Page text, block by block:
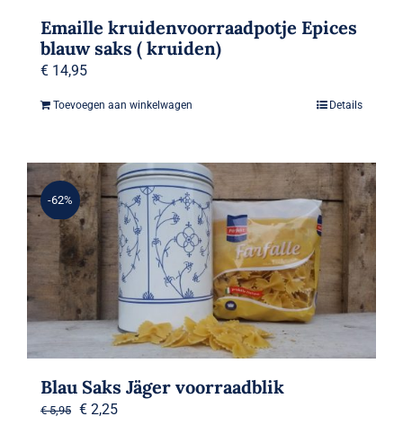
Emaille kruidenvoorraadpotje Epices
blauw saks ( kruiden)
€ 14,95
Toevoegen aan winkelwagen Details
-62%
Blau Saks Jäger voorraadblik
€5,95 Oorspronkelijke
€ 2,25Huidige